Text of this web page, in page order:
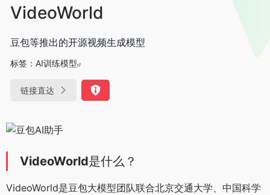
VideoWorld
豆包等推出的开源视频生成模型
标签： AI训练模型
链接直达
VideoWorld是什么？
VideoWorld是豆包大模型团队联合北京交通大学、中国科学